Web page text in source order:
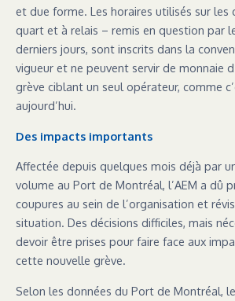
et due forme. Les horaires utilisés sur les
quart et à relais – remis en question par
derniers jours, sont inscrits dans la
vigueur et ne peuvent servir de monnaie
grève ciblant un seul opérateur, comme
aujourd’hui.
Des impacts importants
Affectée depuis quelques mois déjà par
volume au Port de Montréal, l’AEM a dû
coupures au sein de l’organisation et
situation. Des décisions difficiles, mais
devoir être prises pour faire face aux
cette nouvelle grève.
Selon les données du Port de Montréal,